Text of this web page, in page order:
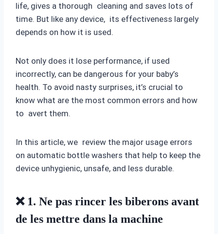
life, gives a thorough cleaning and saves lots of
time. But like any device, its effectiveness largely
depends on how it is used.
Not only does it lose performance, if used
incorrectly, can be dangerous for your baby’s
health. To avoid nasty surprises, it’s crucial to
know what are the most common errors and how
to avert them.
In this article, we review the major usage errors
on automatic bottle washers that help to keep the
device unhygienic, unsafe, and less durable.
❌ 1. Ne pas rincer les biberons avant
de les mettre dans la machine